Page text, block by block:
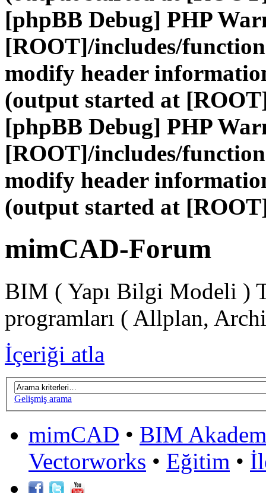
[phpBB Debug] PHP
[ROOT]/includes/
modify header
(output started at
[phpBB Debug] PHP
[ROOT]/includes/
modify header
(output started at
mimCAD-Forum
BIM ( Yapı Bilgi Modeli )
programları ( Allplan,
İçeriği atla
Gelişmiş arama
mimCAD • BIM
Vectorworks • Eğitim •